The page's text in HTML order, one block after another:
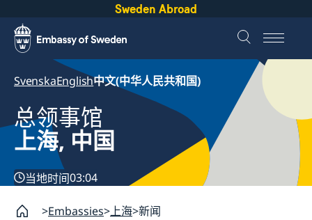
Sweden Abroad
SvenskaEnglish中文(中华人民共和国)
总领事馆
上海, 中国
当地时间03:04
Embassies 上海 新闻